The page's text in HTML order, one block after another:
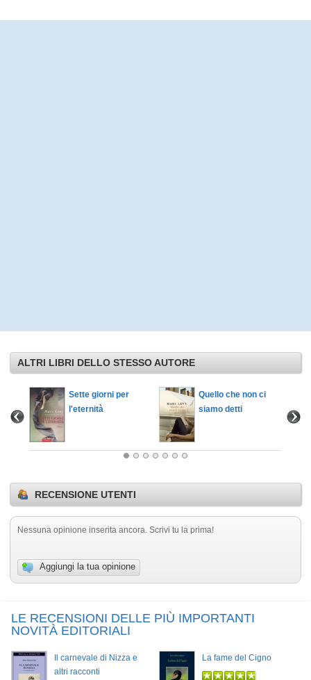
ALTRI LIBRI DELLO STESSO AUTORE
Sette giorni per
l'eternità
Quello che non ci
siamo detti
RECENSIONE UTENTI
Nessuna opinione inserita ancora. Scrivi tu la prima!
Aggiungi la tua opinione
LE RECENSIONI DELLE PIÙ IMPORTANTI
NOVITÀ EDITORIALI
Il carnevale di Nizza e
altri racconti
La fame del Cigno